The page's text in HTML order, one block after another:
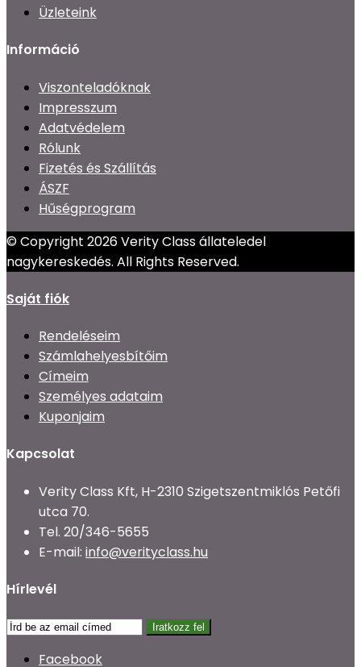
Üzleteink
Információ
Viszonteladóknak
Impresszum
Adatvédelem
Rólunk
Fizetés és Szállítás
ÁSZF
Hűségprogram
© Copyright 2026 Verity Class állateledel
nagykereskedés. All Rights Reserved.
Saját fiók
Rendeléseim
Számlahelyesbítőim
Címeim
Személyes adataim
Kuponjaim
Kapcsolat
Verity Class Kft, H-2310 Szigetszentmiklós Petőfi
utca 70.
Tel. 20/346-5655
E-mail: info@verityclass.hu
Hírlevél
Iratkozz fel
Facebook